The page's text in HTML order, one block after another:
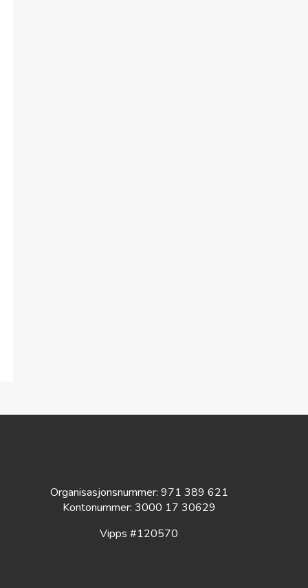
Organisasjonsnummer: 971 389 621
Kontonummer: 3000 17 30629
Vipps #120570